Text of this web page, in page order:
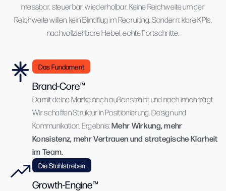
messbar, steuerbar, wiederholbar. Keine Reichweite um der
Reichweite willen, kein Blindflug im Recruiting. Sondern: klare KPIs,
nachvollziehbare Hebel, echte Fortschritte.
Das Fundament
Brand-Core™
Damit deine Marke nach außen strahlt und nach innen trägt.
Wir schaffen Struktur in Positionierung, Design und
Kommunikation. Ergebnis:Mehr Wirkung, mehr
Konsistenz, mehr Vertrauen und strategische Klarheit
im Team.
Die Stahlstreben
Growth-Engine™